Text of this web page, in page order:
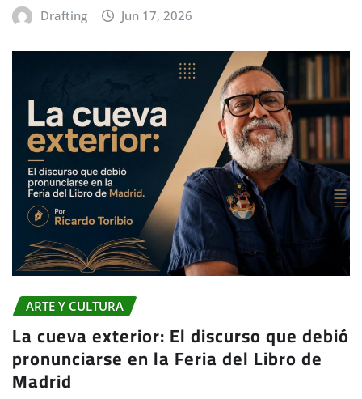
Drafting Jun 17, 2026
ARTE Y CULTURA
La cueva exterior: El discurso que debió
pronunciarse en la Feria del Libro de
Madrid